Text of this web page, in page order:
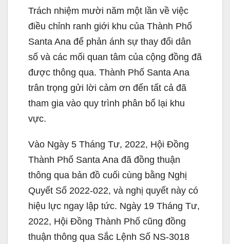
Trách nhiệm mười năm một lần về việc
điều chỉnh ranh giới khu của Thành Phố
Santa Ana để phản ánh sự thay đổi dân
số và các mối quan tâm của cộng đồng đã
được thông qua. Thành Phố Santa Ana
trân trọng gửi lời cảm ơn đến tất cả đã
tham gia vào quy trình phân bổ lại khu
vực.
Vào Ngày 5 Tháng Tư, 2022, Hội Đồng
Thành Phố Santa Ana đã đồng thuận
thông qua bản đồ cuối cùng bằng Nghị
Quyết Số 2022-022, và nghị quyết này có
hiệu lực ngay lập tức. Ngày 19 Tháng Tư,
2022, Hội Đồng Thành Phố cũng đồng
thuận thông qua Sắc Lệnh Số NS-3018